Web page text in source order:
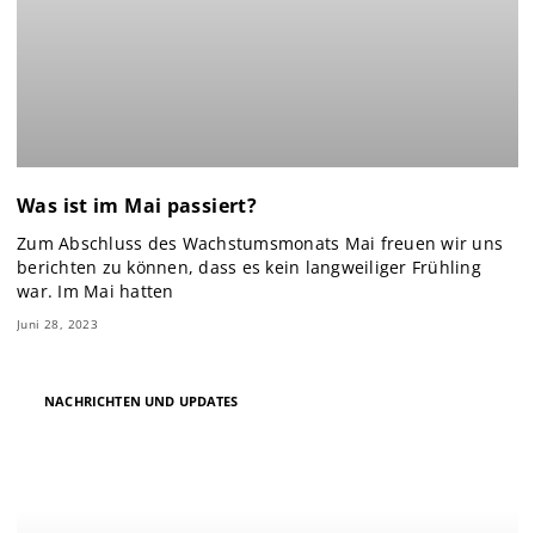
Was ist im Mai passiert?
Zum Abschluss des Wachstumsmonats Mai freuen wir uns
berichten zu können, dass es kein langweiliger Frühling
war. Im Mai hatten
Juni 28, 2023
NACHRICHTEN UND UPDATES